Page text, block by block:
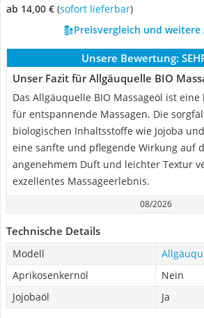
ab 14,00 € ( Sofort lieferbar)
Preisvergleich und weitere
Unsere Bewertung:
Unser Fazit für Allgäuquelle BIO
Das Allgäuquelle BIO Massageöl ist
für entspannende Massagen. Die
biologischen Inhaltsstoffe wie Jojoba
eine sanfte und pflegende Wirkung auf
angenehmem Duft und leichter Textur
exzellentes Massageerlebnis.
08/2026
Technische Details
Modell
Aprikosenkernöl
Nein
Jojobaöl
Ja